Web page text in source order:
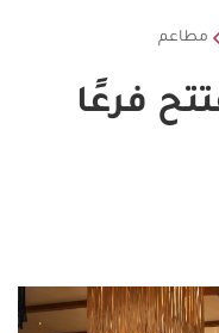
مطاعم
فرعًا